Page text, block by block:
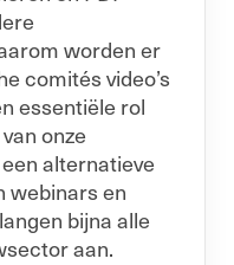
worden er
comités video’s
essentiële rol
onze
alternatieve
webinars en
bijna alle
aan.